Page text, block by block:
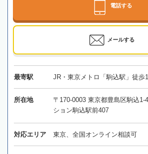
電話する
メールする
最寄駅 JR・東京メトロ「駒込駅」徒歩
所在地
〒170-0003 東京都豊島区駒込1-
ション駒込駅前407
対応エリア 東京、全国オンライン相談可